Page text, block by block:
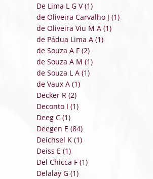
De Lima L G V (1)
de Oliveira Carvalho J (1)
de Oliveira Viu M A (1)
de Pádua Lima A (1)
de Souza A F (2)
de Souza A M (1)
de Souza L A (1)
de Vaux A (1)
Decker R (2)
Deconto I (1)
Deeg C (1)
Deegen E (84)
Deichsel K (1)
Deiss E (1)
Del Chicca F (1)
Delalay G (1)